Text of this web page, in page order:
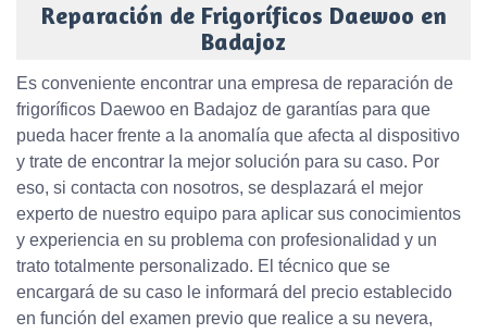
Reparación de Frigoríficos Daewoo en
Badajoz
Es conveniente encontrar una empresa de reparación de
frigoríficos Daewoo en Badajoz de garantías para que
pueda hacer frente a la anomalía que afecta al dispositivo
y trate de encontrar la mejor solución para su caso. Por
eso, si contacta con nosotros, se desplazará el mejor
experto de nuestro equipo para aplicar sus conocimientos
y experiencia en su problema con profesionalidad y un
trato totalmente personalizado. El técnico que se
encargará de su caso le informará del precio establecido
en función del examen previo que realice a su nevera,